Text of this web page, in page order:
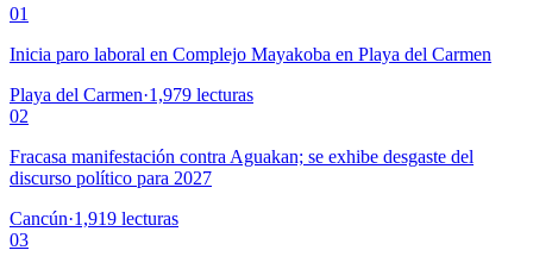
01
Inicia paro laboral en Complejo Mayakoba en Playa del Carmen
Playa del Carmen·1,979 lecturas
02
Fracasa manifestación contra Aguakan; se exhibe desgaste del
discurso político para 2027
Cancún·1,919 lecturas
03